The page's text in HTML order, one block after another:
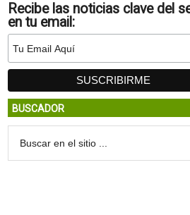
Recibe las noticias clave del
en tu email:
BUSCADOR